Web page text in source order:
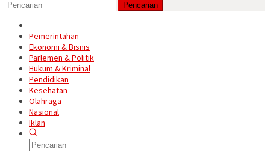
Pencarian
Pemerintahan
Ekonomi & Bisnis
Parlemen & Politik
Hukum & Kriminal
Pendidikan
Kesehatan
Olahraga
Nasional
Iklan